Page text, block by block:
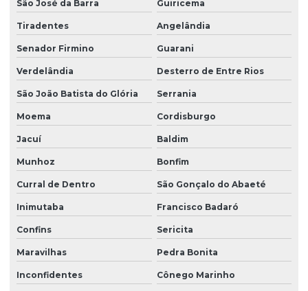
São José da Barra Guiricema
Tiradentes Angelândia
Senador Firmino Guarani
Verdelândia Desterro de Entre Rios
São João Batista do Glória Serrania
Moema Cordisburgo
Jacuí Baldim
Munhoz Bonfim
Curral de Dentro São Gonçalo do Abaeté
Inimutaba Francisco Badaró
Confins Sericita
Maravilhas Pedra Bonita
Inconfidentes Cônego Marinho